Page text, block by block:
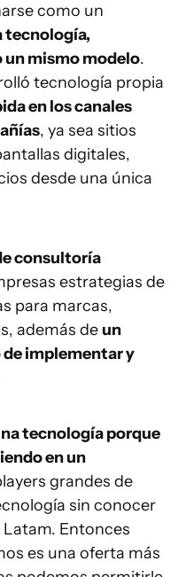
como un
tecnología,
mismo modelo.
tecnología propia
en los canales
, ya sea sitios
digitales,
desde una única
consultoría
estrategias de
para marcas,
además de un
implementar y
tecnología porque
en un
grandes de
sin conocer
Latam. Entonces
es una oferta más